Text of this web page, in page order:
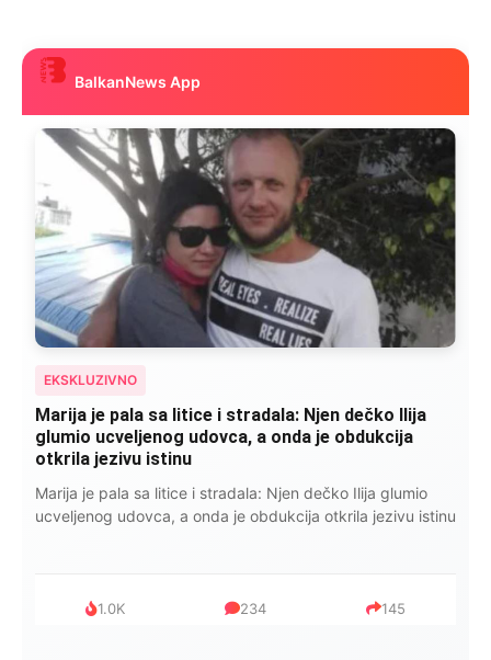
BalkanNews App
EKSKLUZIVNO
Kad se Marin suprug razbolio ona ga kupala,
pelene mu mijenjala: Jedno jutro je poslao po
čokoladu..
Kad se Marin suprug razbolio ona ga kupala, pelene mu
mijenjala: Jedno jutro je poslao po čokoladu..
999 321 234